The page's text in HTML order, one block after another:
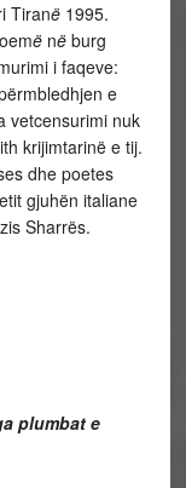
Tiranë 1995.
ë në burg
i faqeve:
e
vetcensurimi nuk
krijimtarinë e tij.
dhe poetes
gjuhën italiane
Sharrës.
plumbat e